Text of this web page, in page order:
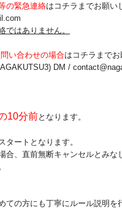
の緊急連絡はコチラまでお願い
はありません。
い合わせの場合は コチラまでお
DM /
10分前となります。
タートとなります。
合、直前無断キャンセルとみな
ての方にも丁寧にルール説明